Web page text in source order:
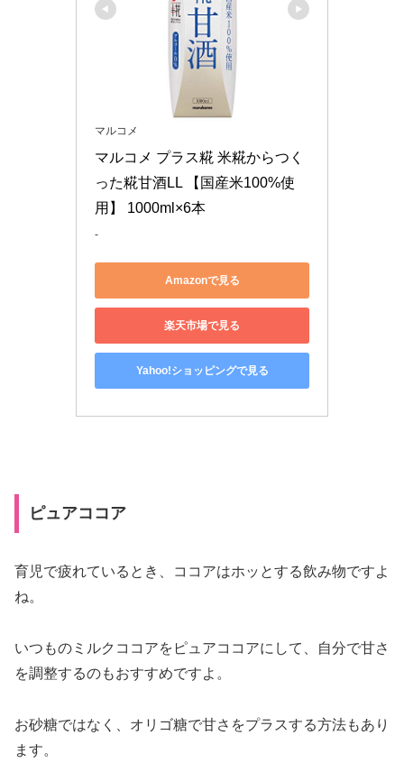
マルコメ
マルコメ プラス糀 米糀からつく
った糀甘酒LL 【国産米100%使
用】 1000ml×6本
-
Amazonで見る
楽天市場で見る
Yahoo!ショッピングで見る
ピュアココア
育児で疲れているとき、ココアはホッとする飲み物ですよ
ね。
いつものミルクココアをピュアココアにして、自分で甘さ
を調整するのもおすすめですよ。
お砂糖ではなく、オリゴ糖で甘さをプラスする方法もあり
ます。